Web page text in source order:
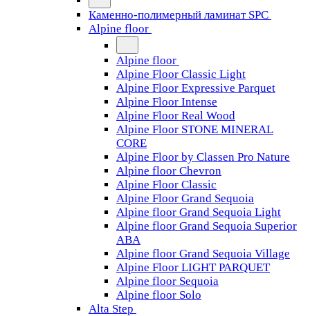
Каменно-полимерный ламинат SPC
Alpine floor
Alpine floor
Alpine Floor Classic Light
Alpine Floor Expressive Parquet
Alpine Floor Intense
Alpine Floor Real Wood
Alpine Floor STONE MINERAL
CORE
Alpine Floor by Classen Pro Nature
Alpine floor Chevron
Alpine Floor Classic
Alpine Floor Grand Sequoia
Alpine floor Grand Sequoia Light
Alpine floor Grand Sequoia Superior
ABA
Alpine floor Grand Sequoia Village
Alpine Floor LIGHT PARQUET
Alpine floor Sequoia
Alpine floor Solo
Alta Step